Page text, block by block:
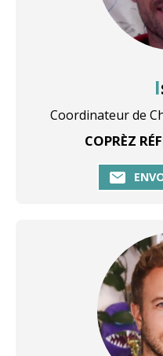
Coordinateur de
COPRÈZ